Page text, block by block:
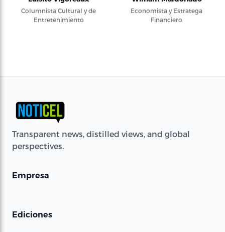
Columnista Cultural y de
Entretenimiento
Economista y Estratega
Financiero
Transparent news, distilled views, and global
perspectives.
Empresa
Ediciones